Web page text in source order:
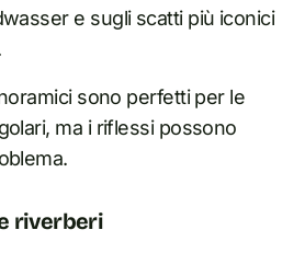
e sugli scatti più iconici
sono perfetti per le
ma i riflessi possono
riverberi